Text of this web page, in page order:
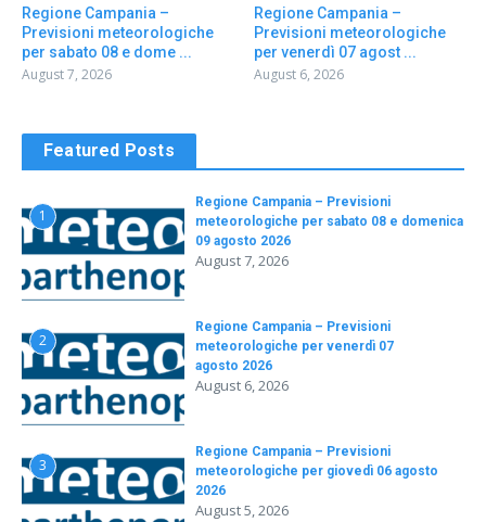
Regione Campania –
Previsioni meteorologiche
per sabato 08 e dome ...
August 7, 2026
Regione Campania –
Previsioni meteorologiche
per venerdì 07 agost ...
August 6, 2026
Featured Posts
1
Regione Campania – Previsioni
meteorologiche per sabato 08 e domenica
09 agosto 2026
August 7, 2026
2
Regione Campania – Previsioni
meteorologiche per venerdì 07
agosto 2026
August 6, 2026
3
Regione Campania – Previsioni
meteorologiche per giovedì 06 agosto
2026
August 5, 2026